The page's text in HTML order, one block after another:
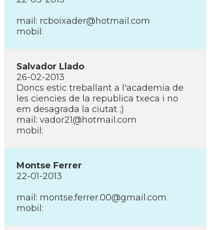
mail: rcboixader@hotmail.com
mobil:
Salvador Llado
26-02-2013
Doncs estic treballant a l'academia de
les ciencies de la republica txeca i no
em desagrada la ciutat ;)
mail: vador21@hotmail.com
mobil:
Montse Ferrer
22-01-2013
mail: montse.ferrer.00@gmail.com
mobil: